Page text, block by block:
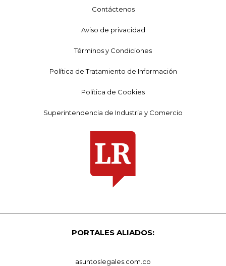
Contáctenos
Aviso de privacidad
Términos y Condiciones
Política de Tratamiento de Información
Política de Cookies
Superintendencia de Industria y Comercio
PORTALES ALIADOS:
asuntoslegales.com.co